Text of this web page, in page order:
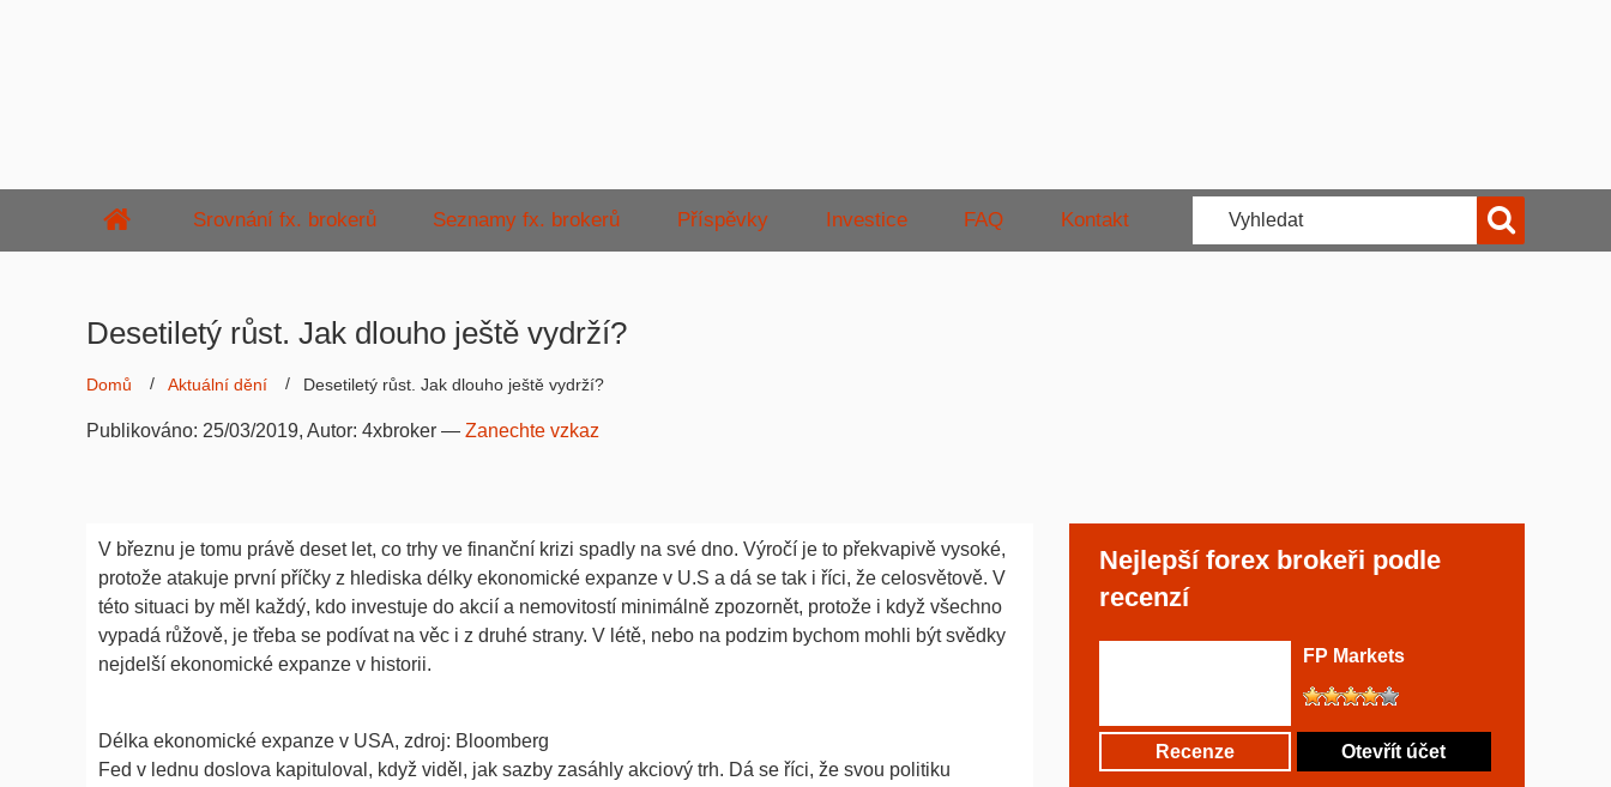
Srovnání fx. brokerů Seznamy fx. brokerů Příspěvky Investice FAQ Kontakt
Desetiletý růst. Jak dlouho ještě vydrží?
Domů Aktuální dění Desetiletý růst. Jak dlouho ještě vydrží?
Publikováno: 25/03/2019, Autor: 4xbroker — Zanechte vzkaz
V březnu je tomu právě deset let, co trhy ve finanční krizi spadly na své dno. Výročí je to překvapivě vysoké,
protože atakuje první příčky z hlediska délky ekonomické expanze v U.S a dá se tak i říci, že celosvětově. V
této situaci by měl každý, kdo investuje do akcií a nemovitostí minimálně zpozornět, protože i když všechno
vypadá růžově, je třeba se podívat na věc i z druhé strany. V létě, nebo na podzim bychom mohli být svědky
nejdelší ekonomické expanze v historii.
Délka ekonomické expanze v USA, zdroj: Bloomberg
Fed v lednu doslova kapituloval, když viděl, jak sazby zasáhly akciový trh. Dá se říci, že svou politiku
Nejlepší forex brokeři podle
recenzí
FP Markets
Recenze Otevřít účet